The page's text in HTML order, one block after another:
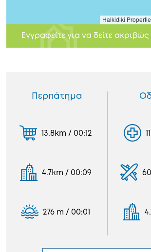
Halkidiki
Εγγραφείτε για να δείτε
Περπάτημα
13.8km / 00:12
4.7km / 00:09
276 m / 00:01